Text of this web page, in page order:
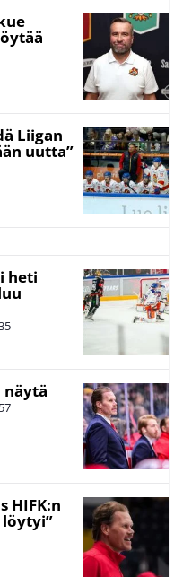
Liigan
uutta”
heti
näytä
HIFK:n
löytyi”